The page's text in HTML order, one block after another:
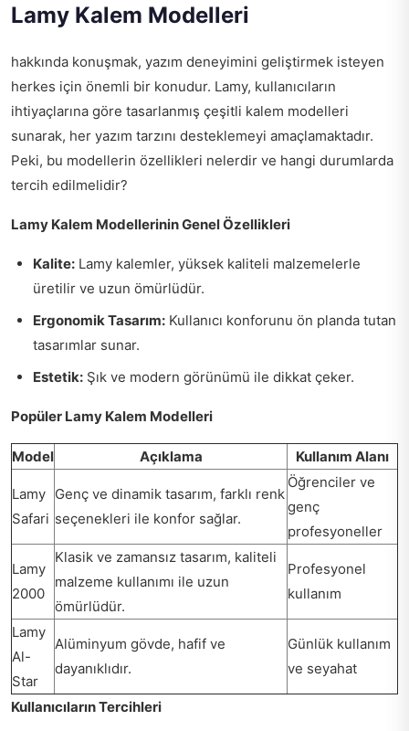
Lamy Kalem Modelleri
hakkında konuşmak, yazım deneyimini geliştirmek isteyen
herkes için önemli bir konudur. Lamy, kullanıcıların
ihtiyaçlarına göre tasarlanmış çeşitli kalem modelleri
sunarak, her yazım tarzını desteklemeyi amaçlamaktadır.
Peki, bu modellerin özellikleri nelerdir ve hangi durumlarda
tercih edilmelidir?
Lamy Kalem Modellerinin Genel Özellikleri
Kalite: Lamy kalemler, yüksek kaliteli malzemelerle
üretilir ve uzun ömürlüdür.
Ergonomik Tasarım: Kullanıcı konforunu ön planda tutan
tasarımlar sunar.
Estetik: Şık ve modern görünümü ile dikkat çeker.
Popüler Lamy Kalem Modelleri
Model Açıklama Kullanım Alanı
Lamy
Safari
Genç ve dinamik tasarım, farklı renk
seçenekleri ile konfor sağlar.
Öğrenciler ve
genç
profesyoneller
Lamy
2000
Klasik ve zamansız tasarım, kaliteli
malzeme kullanımı ile uzun
ömürlüdür.
Profesyonel
kullanım
Lamy
Al-
Star
Alüminyum gövde, hafif ve
dayanıklıdır.
Günlük kullanım
ve seyahat
Kullanıcıların Tercihleri